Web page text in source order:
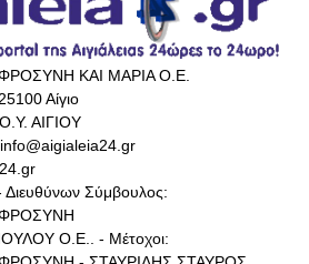
ΚΑΙ ΜΑΡΙΑ Ο.Ε.
Αίγιο
ΑΙΓΙΟΥ
Σύμβουλος:
Ο.Ε.. - Μέτοχοι: